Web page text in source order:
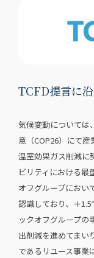
TCFD提言に
気候変動については
意（COP26）にて
温室効果ガス削減に
ビリティにおける最
オフグループにおい
認識しており、＋
ックオフグループの
出削減を進めてまい
であるリユース事業